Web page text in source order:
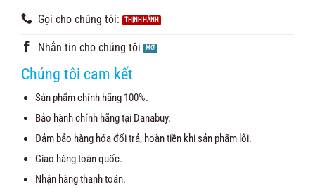
Gọi cho chúng tôi:
Nhắn tin cho chúng tôi
Chúng tôi cam kết
Sản phẩm chính hãng 100%.
Bảo hành chính hãng tại Danabuy.
Đảm bảo hàng hóa đổi trả, hoàn tiền khi sản phẩm lỗi.
Giao hàng toàn quốc.
Nhận hàng thanh toán.